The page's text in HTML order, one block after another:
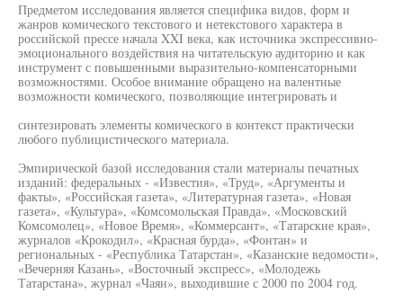
Предметом исследования является специфика видов, форм и
жанров комического текстового и нетекстового характера в
российской прессе начала XXI века, как источника экспрессивно-
эмоционального воздействия на читательскую аудиторию и как
инструмент с повышенными выразительно-компенсаторными
возможностями. Особое внимание обращено на валентные
возможности комического, позволяющие интегрировать и
синтезировать элементы комического в контекст практически
любого публицистического материала.
Эмпирической базой исследования стали материалы печатных
изданий: федеральных - «Известия», «Труд», «Аргументы и
факты», «Российская газета», «Литературная газета», «Новая
газета», «Культура», «Комсомольская Правда», «Московский
Комсомолец», «Новое Время», «Коммерсант», «Татарские края»,
журналов «Крокодил», «Красная бурда», «Фонтан» и
региональных - «Республика Татарстан», «Казанские ведомости»,
«Вечерняя Казань», «Восточный экспресс», «Молодежь
Татарстана», журнал «Чаян», выходившие с 2000 по 2004 год.